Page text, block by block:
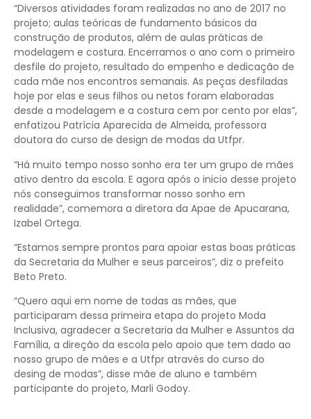
“Diversos atividades foram realizadas no ano de 2017 no
projeto; aulas teóricas de fundamento básicos da
construção de produtos, além de aulas práticas de
modelagem e costura. Encerramos o ano com o primeiro
desfile do projeto, resultado do empenho e dedicação de
cada mãe nos encontros semanais. As peças desfiladas
hoje por elas e seus filhos ou netos foram elaboradas
desde a modelagem e a costura cem por cento por elas”,
enfatizou Patrícia Aparecida de Almeida, professora
doutora do curso de design de modas da Utfpr.
“Há muito tempo nosso sonho era ter um grupo de mães
ativo dentro da escola. E agora após o inicio desse projeto
nós conseguimos transformar nosso sonho em
realidade”, comemora a diretora da Apae de Apucarana,
Izabel Ortega.
“Estamos sempre prontos para apoiar estas boas práticas
da Secretaria da Mulher e seus parceiros”, diz o prefeito
Beto Preto.
“Quero aqui em nome de todas as mães, que
participaram dessa primeira etapa do projeto Moda
Inclusiva, agradecer a Secretaria da Mulher e Assuntos da
Família, a direção da escola pelo apoio que tem dado ao
nosso grupo de mães e a Utfpr através do curso do
desing de modas”, disse mãe de aluno e também
participante do projeto, Marli Godoy.